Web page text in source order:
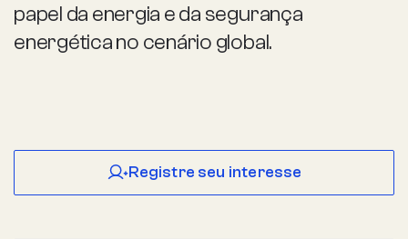
papel da energia e da segurança
energética no cenário global.
Registre seu interesse